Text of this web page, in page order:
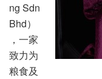
ng Sdn
Bhd）
，一家
致力为
粮食及